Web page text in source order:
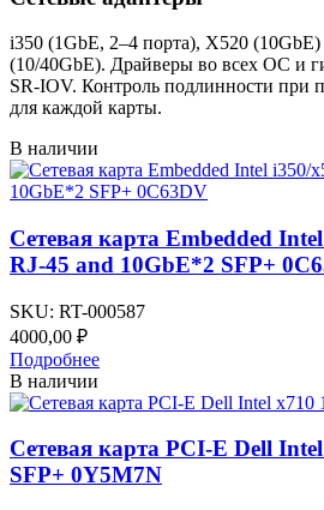
i350 (1GbE, 2–4 порта), X520
(10/40GbE). Драйверы во всех ОС и
SR-IOV. Контроль подлинности при
для каждой карты.
В наличии
Сетевая карта Embedded
RJ-45 and 10GbE*2 SFP+
SKU: RT-000587
4000,00 ₽
Подробнее
В наличии
Сетевая карта PCI-E Dell
SFP+ 0Y5M7N